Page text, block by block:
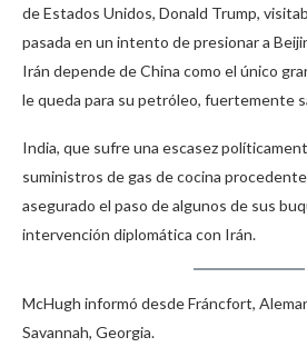
de Estados Unidos, Donald Trump,
pasada en un intento de presionar a
Irán depende de China como el único
le queda para su petróleo, fuertemente
India, que sufre una escasez
suministros de gas de cocina
asegurado el paso de algunos de sus
intervención diplomática con Irán.
McHugh informó desde Fráncfort,
Savannah, Georgia.